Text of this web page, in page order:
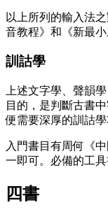
以上所列的輸入法
音教程》和《新最小
訓詁學
上述文字學、聲韻
目的，是判斷古書
便需要深厚的訓詁
入門書目有周何《
一即可。必備的工
四書